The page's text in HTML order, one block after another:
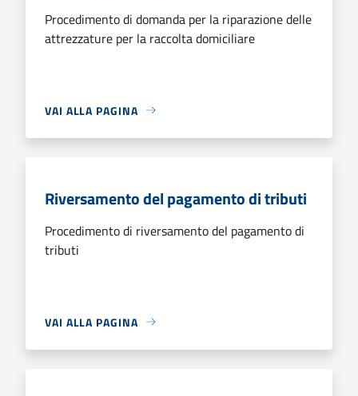
Procedimento di domanda per la riparazione delle
attrezzature per la raccolta domiciliare
VAI ALLA PAGINA
Riversamento del pagamento di tributi
Procedimento di riversamento del pagamento di
tributi
VAI ALLA PAGINA